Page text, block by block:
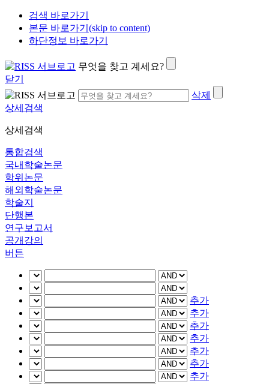
검색 바로가기
본문 바로가기(skip to content)
하단정보 바로가기
무엇을 찾고 계세요?
닫기
삭제
상세검색
상세검색
통합검색
국내학술논문
학위논문
해외학술논문
학술지
단행본
연구보고서
공개강의
버튼
추가
추가
추가
추가
추가
추가
추가